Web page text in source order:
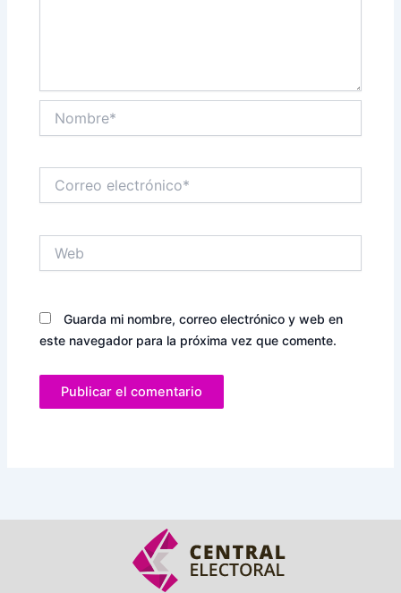
electrónico*
Guarda mi nombre, correo electrónico y web en
este navegador para la próxima vez que comente.